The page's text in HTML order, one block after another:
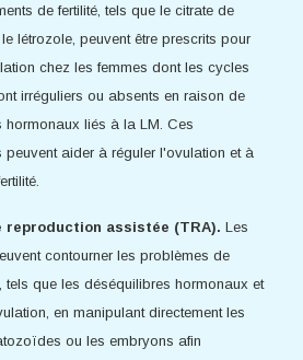
de fertilité, tels que le citrate de
létrozole, peuvent être prescrits pour
chez les femmes dont les cycles
irréguliers ou absents en raison de
hormonaux liés à la LM. Ces
peuvent aider à réguler l'ovulation et à
reproduction assistée (TRA). Les
contourner les problèmes de
tels que les déséquilibres hormonaux et
en manipulant directement les
ou les embryons afin